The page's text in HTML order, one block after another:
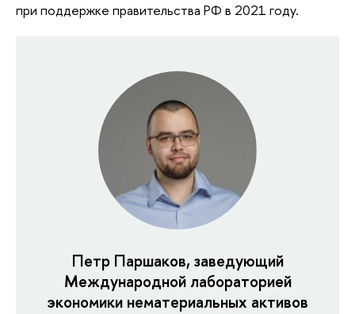
при поддержке правительства РФ в 2021 году.
Петр Паршаков, заведующий
Международной лабораторией
экономики нематериальных активов